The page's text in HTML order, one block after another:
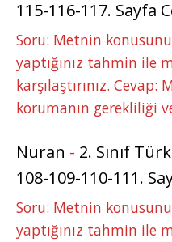
115-116-117. Sayfa
Soru: Metnin konusunu
yaptığınız tahmin ile
karşılaştırınız.
korumanın gerekliliği
Nuran - 2. Sınıf
108-109-110-111.
Soru: Metnin konusunu
yaptığınız tahmin ile